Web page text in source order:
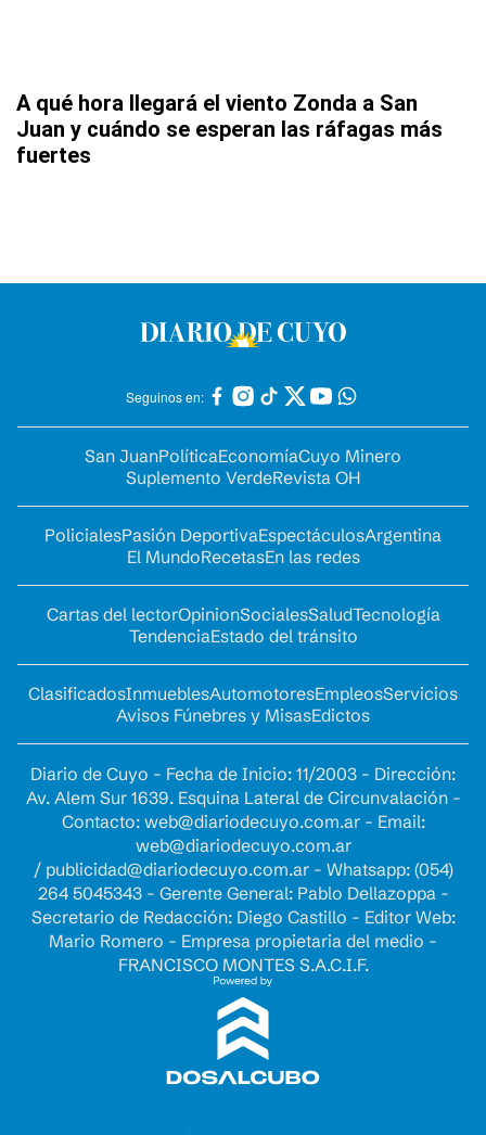
A qué hora llegará el viento Zonda a San
Juan y cuándo se esperan las ráfagas más
fuertes
Seguinos en:
San JuanPolíticaEconomíaCuyo Minero
Suplemento VerdeRevista OH
PolicialesPasión DeportivaEspectáculosArgentina
El MundoRecetasEn las redes
Cartas del lectorOpinionSocialesSaludTecnología
TendenciaEstado del tránsito
ClasificadosInmueblesAutomotoresEmpleosServicios
Avisos Fúnebres y MisasEdictos
Diario de Cuyo - Fecha de Inicio: 11/2003 - Dirección:
Av. Alem Sur 1639. Esquina Lateral de Circunvalación -
Contacto: web@diariodecuyo.com.ar- Email:
web@diariodecuyo.com.ar
/ publicidad@diariodecuyo.com.ar- Whatsapp: (054)
264 5045343 - Gerente General: Pablo Dellazoppa -
Secretario de Redacción: Diego Castillo - Editor Web:
Mario Romero - Empresa propietaria del medio -
FRANCISCO MONTES S.A.C.I.F.